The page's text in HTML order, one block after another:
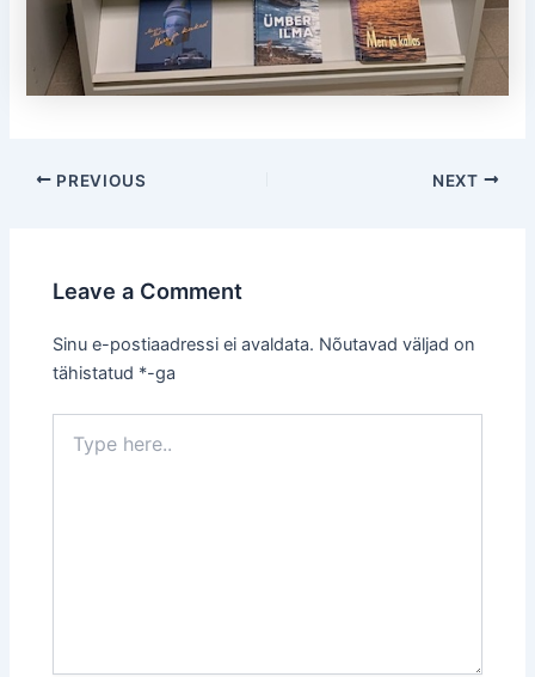
Post
PREVIOUS NEXT
Leave a Comment
Sinu e-postiaadressi ei avaldata. Nõutavad väljad on
tähistatud *-ga
here..